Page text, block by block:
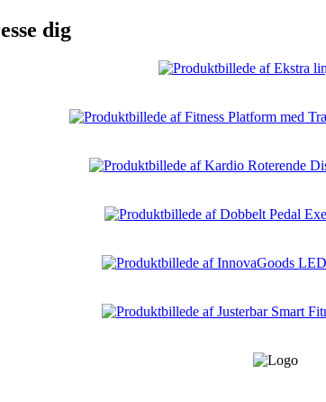
dig